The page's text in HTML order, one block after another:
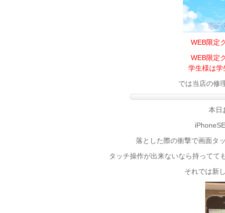
WEB限定
WEB限定
学生様は
では当店の修
本日
落とした際の衝撃で画面タ
タッチ操作が出来ないなら持ってて
それでは新